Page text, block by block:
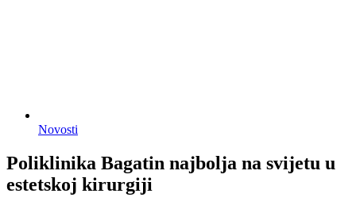
Novosti
Poliklinika Bagatin najbolja na svijetu u
estetskoj kirurgiji